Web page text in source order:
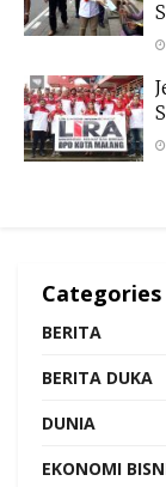
Categories
BERITA
BERITA DUKA
DUNIA
EKONOMI